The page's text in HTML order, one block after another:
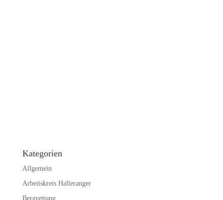
Kategorien
Allgemein
Arbeitskreis Halleranger
Bergrettung